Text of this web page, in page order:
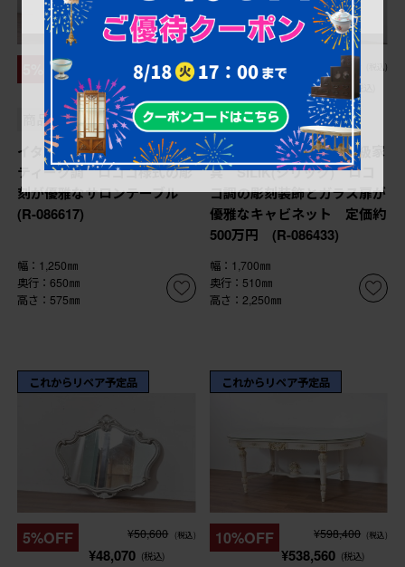
5%OFF ¥128,700 (税込)
¥122,265
商品番号 R-086617
イタリアヴィンテージ アン
ティーク調 ロココ様式の彫
刻が優雅なサロンテーブル
(R-086617)
幅：1,250㎜
奥行：650㎜
高さ：575㎜
5%OFF ¥1,380,500 (税込)
¥1,311,475 (税込)
商品番号 R-086433
中古 美品 イタリア高級家
具 SILIK(シリック) ロコ
コ調の彫刻装飾とガラス扉が
優雅なキャビネット 定価約
500万円 (R-086433)
幅：1,700㎜
奥行：510㎜
高さ：2,250㎜
これからリペア予定品
5%OFF ¥50,600 (税込)
¥48,070 (税込)
これからリペア予定品
10%OFF ¥598,400 (税込)
¥538,560 (税込)